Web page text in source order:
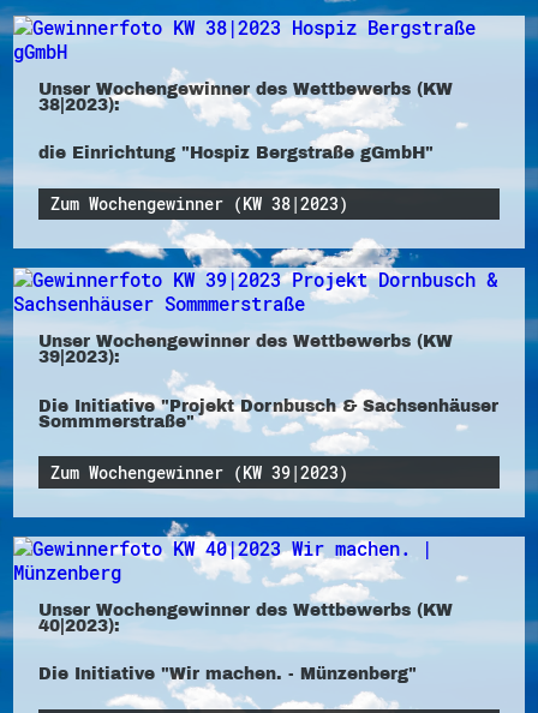
Unser Wochengewinner des Wettbewerbs (KW
38|2023):
die Einrichtung "Hospiz Bergstraße gGmbH"
Zum Wochengewinner (KW 38|2023)
Unser Wochengewinner des Wettbewerbs (KW
39|2023):
Die Initiative "Projekt Dornbusch & Sachsenhäuser
Sommmerstraße"
Zum Wochengewinner (KW 39|2023)
Unser Wochengewinner des Wettbewerbs (KW
40|2023):
Die Initiative "Wir machen. - Münzenberg"